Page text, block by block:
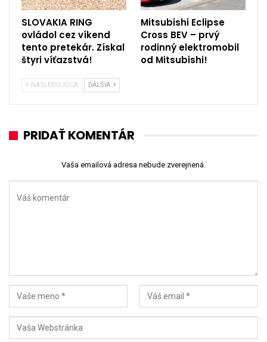
SLOVAKIA RING
ovládol cez víkend
tento pretekár. Získal
štyri víťazstvá!
Mitsubishi Eclipse
Cross BEV – prvý
rodinný elektromobil
od Mitsubishi!
NÁSLEDUJÚCA ĎALŠIA
PRIDAŤ KOMENTÁR
Vaša emailová adresa nebude zverejnená.